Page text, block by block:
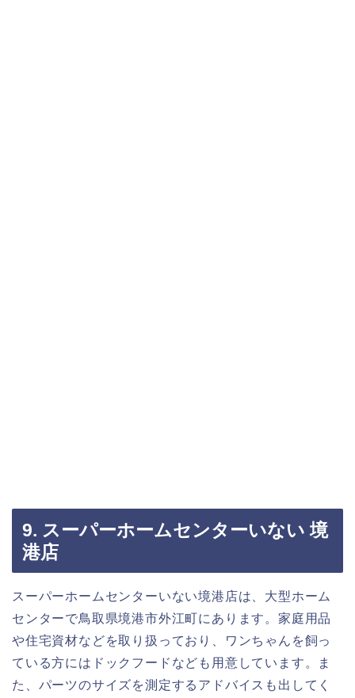
9. スーパーホームセンターいない 境
港店
スーパーホームセンターいない境港店は、大型ホーム
センターで鳥取県境港市外江町にあります。家庭用品
や住宅資材などを取り扱っており、ワンちゃんを飼っ
ている方にはドックフードなども用意しています。ま
た、パーツのサイズを測定するアドバイスも出してく